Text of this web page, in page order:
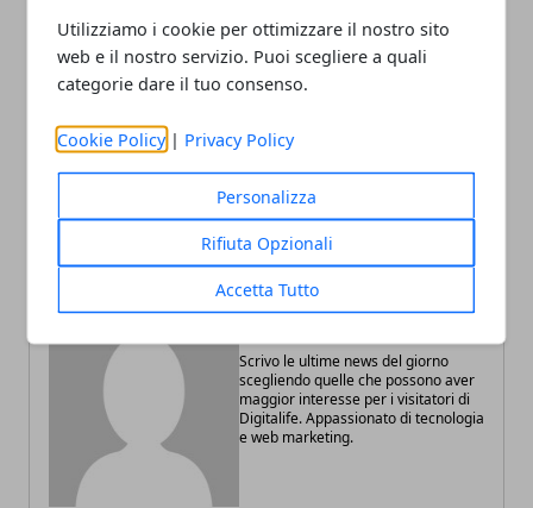
Utilizziamo i cookie per ottimizzare il nostro sito
web e il nostro servizio. Puoi scegliere a quali
categorie dare il tuo consenso.
Cookie Policy | Privacy Policy
Personalizza
Rifiuta Opzionali
Accetta Tutto
Articolo Precedente
Bengala: ecco cosa sapere
costosi sugli e-commerce
Redazione
Scrivo le ultime news del giorno
scegliendo quelle che possono aver
maggior interesse per i visitatori di
Digitalife. Appassionato di tecnologia
e web marketing.